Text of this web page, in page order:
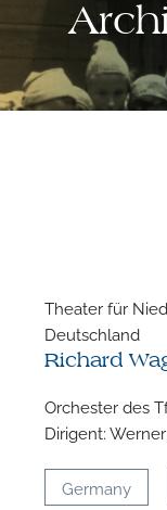
Theater für
Deutschland
Richard
Orchester des
Dirigent:
Germany